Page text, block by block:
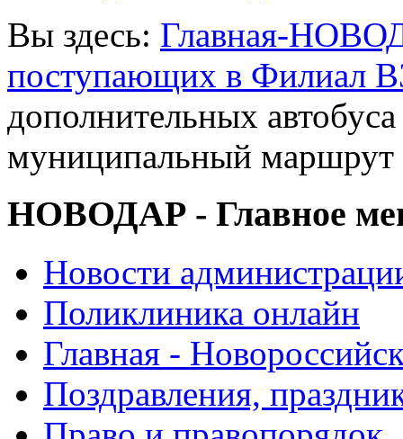
Вы здесь: Главная-
поступающих в Филиал
дополнительных
муниципальный
НОВОДАР - Главное
Новости
Поликлиника онлайн
Главная -
Поздравления,